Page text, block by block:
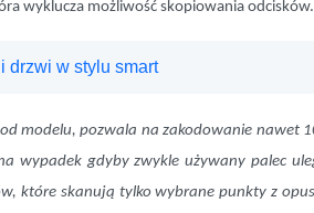
wyklucza możliwość skopiowania odcisków.
drzwi w stylu smart
od modelu, pozwala na zakodowanie nawet
wypadek gdyby zwykle używany palec
które skanują tylko wybrane punkty z